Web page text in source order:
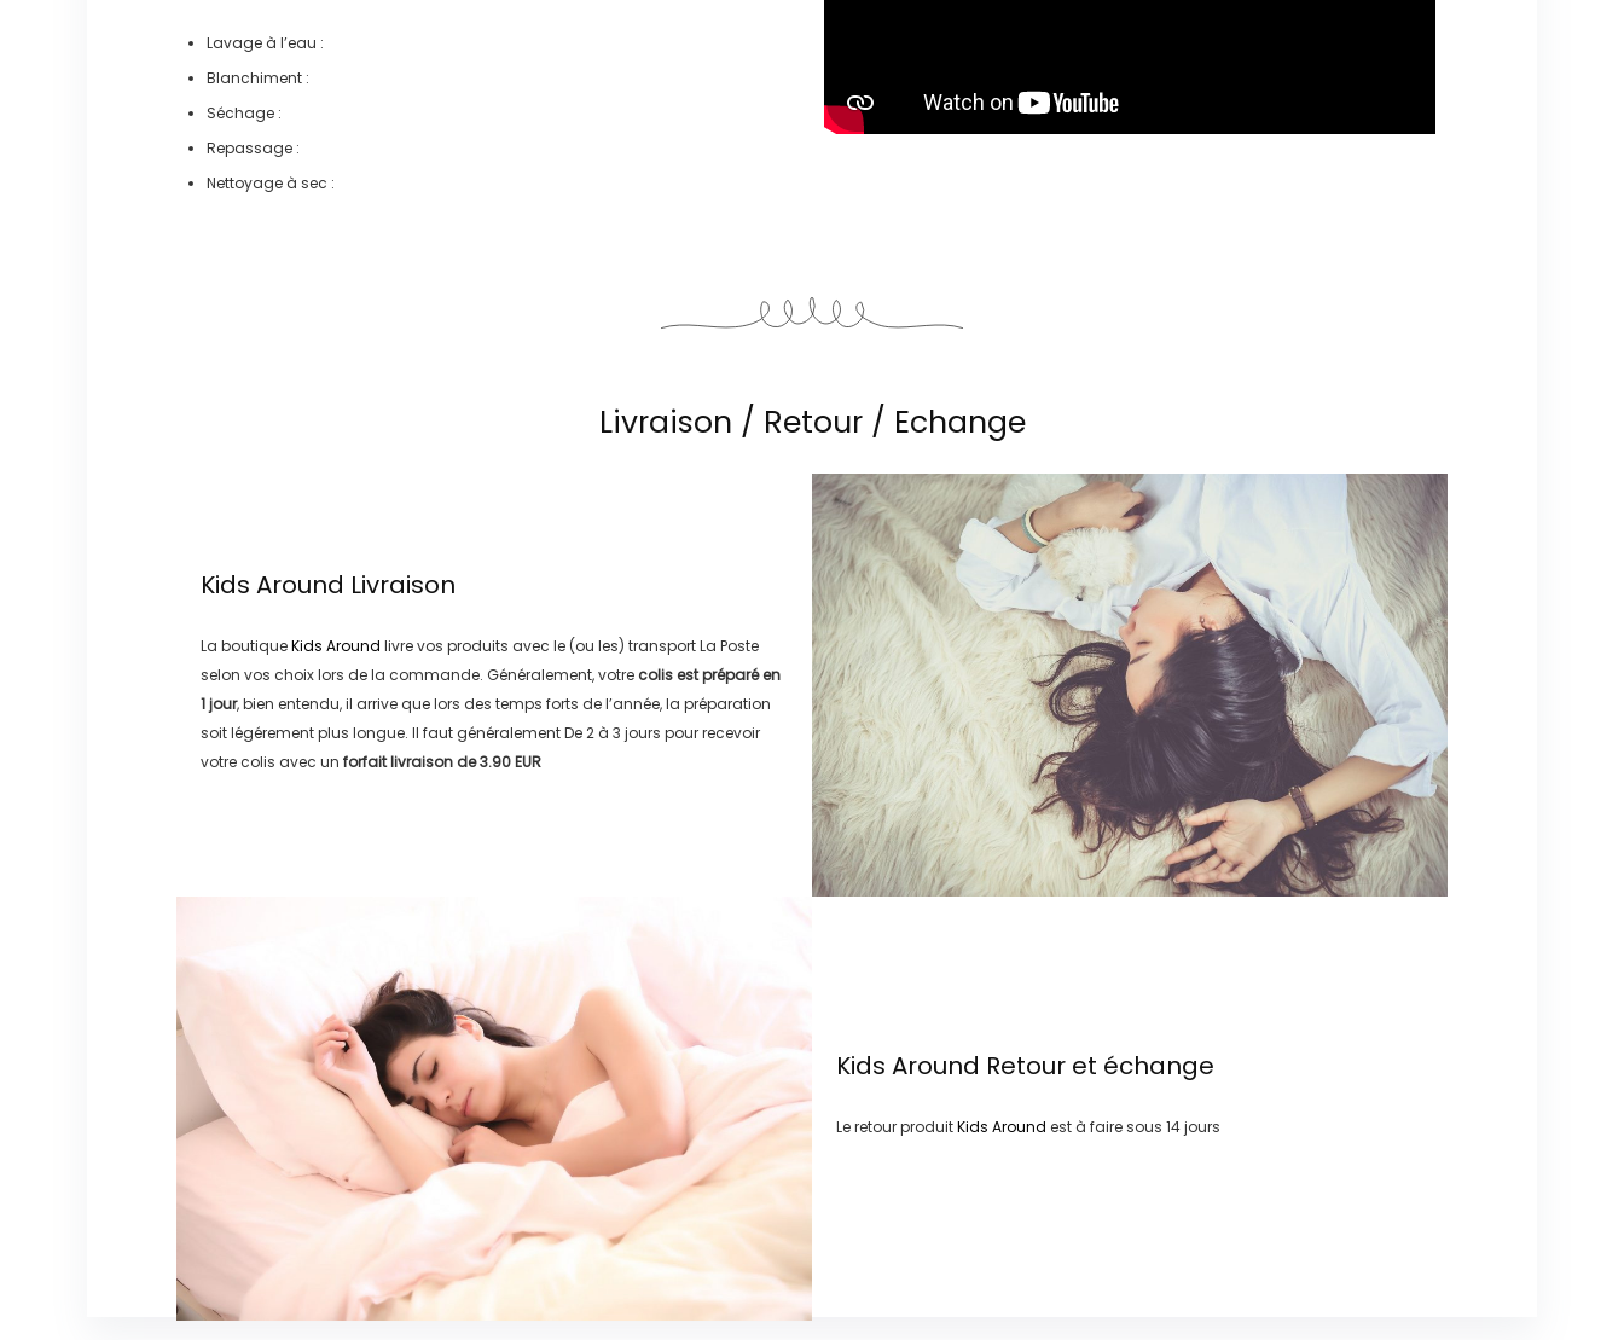
Lavage à l’eau :
Blanchiment :
Séchage :
Repassage :
Nettoyage à sec :
Livraison / Retour / Echange
Kids Around Livraison
La boutiqueKids Around livre vos produits avec le (ou les) transportLa Poste
selon vos choix lors de la commande. Généralement, votre colis est préparé en
1 jour, bien entendu, il arrive que lors des temps forts de l’année, la préparation
soit légérement plus longue. Il faut généralementDe 2 à 3 jours pour recevoir
votre colis avec un forfait livraison de3.90 EUR
Kids Around Retour et échange
Le retour produitKids Around est à faire sous 14 jours